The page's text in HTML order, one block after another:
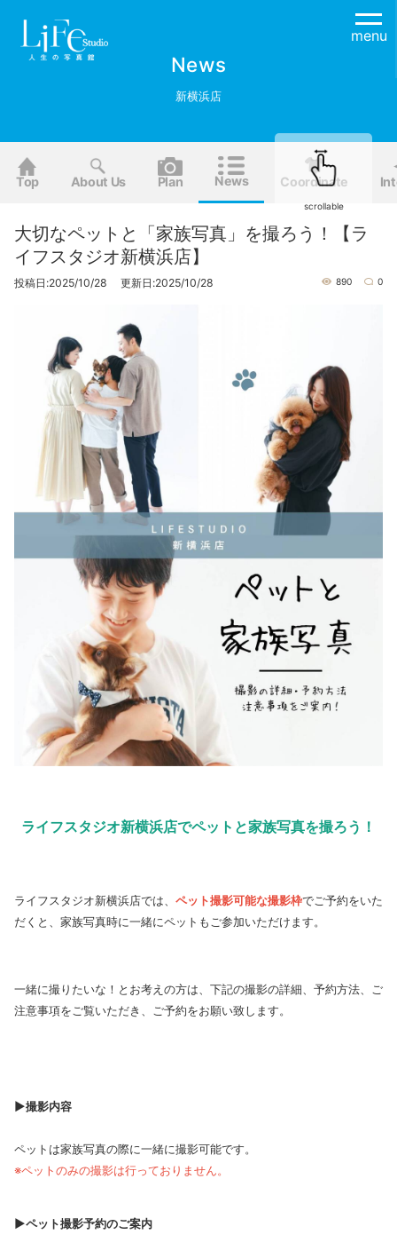
menu
News
新横浜店
Top About Us Plan News Coordinate
大切なペットと「家族写真」を撮ろう！【ラ
イフスタジオ新横浜店】
投稿日:2025/10/28 更新日:2025/10/28 890 0
ライフスタジオ新横浜店でペットと家族写真を撮ろう！
ライフスタジオ新横浜店では、 ペット撮影可能な撮影枠でご予約をいた
だくと、家族写真時に一緒にペットもご参加いただけます。
一緒に撮りたいな！とお考えの方は、下記の撮影の詳細、予約方法、ご
注意事項をご覧いただき、ご予約をお願い致します。
▶撮影内容
ペットは家族写真の際に一緒に撮影可能です。
※ペットのみの撮影は行っておりません。
▶ペット撮影予約のご案内